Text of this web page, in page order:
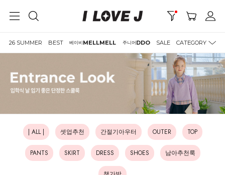
26 SUMMER BEST 베이비MELLMELL 주니어DDO SALE CATEGORY
| ALL | 셋업추천 간절기아우터 OUTER TOP
PANTS SKIRT DRESS SHOES 남아추천룩